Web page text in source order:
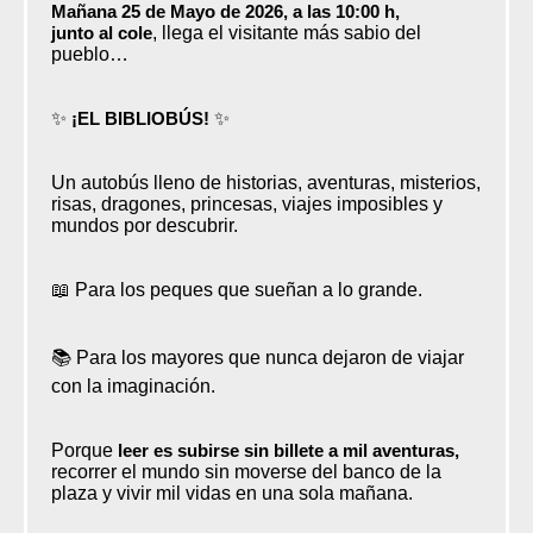
Mañana 25 de Mayo de 2026, a las 10:00 h,
junto al cole, llega el visitante más sabio del
pueblo…
✨ ¡EL BIBLIOBÚS! ✨
Un autobús lleno de historias, aventuras, misterios,
risas, dragones, princesas, viajes imposibles y
mundos por descubrir.
📖 Para los peques que sueñan a lo grande.
📚 Para los mayores que nunca dejaron de viajar
con la imaginación.
Porque leer es subirse sin billete a mil aventuras,
recorrer el mundo sin moverse del banco de la
plaza y vivir mil vidas en una sola mañana.